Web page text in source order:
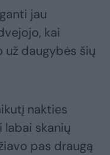
jau
kai
už daugybės šių
nakties
labai skanių
pas draugą